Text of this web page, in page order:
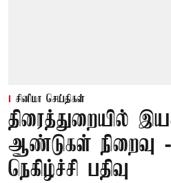
சினிமா செய்திகள்
திரைத்துறையில்
ஆண்டுகள் நிறைவு -
நெகிழ்ச்சி பதிவு